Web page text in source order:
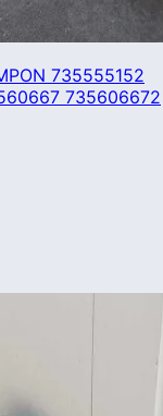
735555152
735606672